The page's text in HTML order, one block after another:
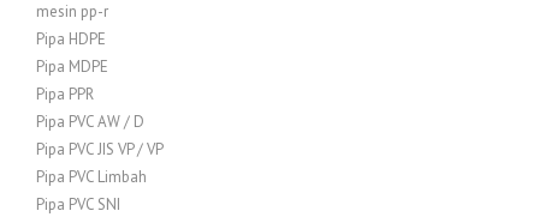
mesin pp-r
Pipa HDPE
Pipa MDPE
Pipa PPR
Pipa PVC AW / D
Pipa PVC JIS VP / VP
Pipa PVC Limbah
Pipa PVC SNI